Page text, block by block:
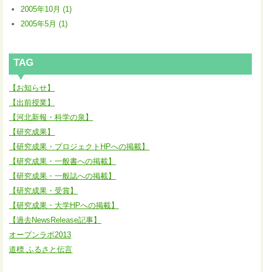
2005年10月 (1)
2005年5月 (1)
TAG
【お知らせ】
【出前授業】
【河北新報・科学の泉】
【研究成果】
【研究成果・プロジェクトHPへの掲載】
【研究成果・一般書への掲載】
【研究成果・一般誌への掲載】
【研究成果・受賞】
【研究成果・大学HPへの掲載】
【過去NewsRelease記事】
オープンラボ2013
道標 ふるさと伝言